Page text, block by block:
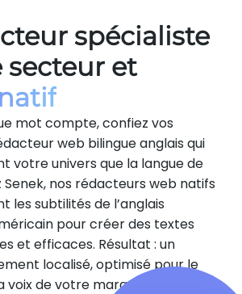
spécialiste
secteur et
mot compte, confiez vos
web bilingue anglais qui
votre univers que la langue de
Senek, nos rédacteurs web natifs
les subtilités de l’anglais
pour créer des textes
et efficaces. Résultat : un
localisé, optimisé pour le
voix de votre marque en français,